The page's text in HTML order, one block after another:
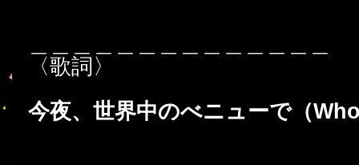
〈歌詞〉
今夜、世界中のべニューで（